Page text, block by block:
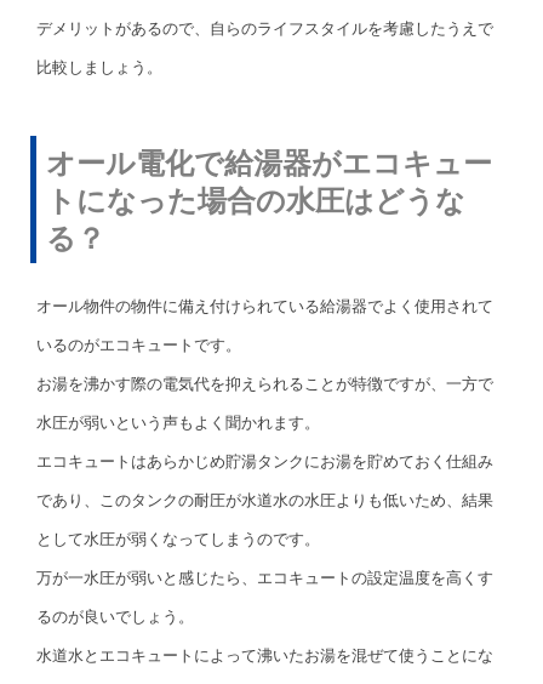
デメリットがあるので、自らのライフスタイルを考慮したうえで
比較しましょう。
オール電化で給湯器がエコキュー
トになった場合の水圧はどうな
る？
オール物件の物件に備え付けられている給湯器でよく使用されて
いるのがエコキュートです。
お湯を沸かす際の電気代を抑えられることが特徴ですが、一方で
水圧が弱いという声もよく聞かれます。
エコキュートはあらかじめ貯湯タンクにお湯を貯めておく仕組み
であり、このタンクの耐圧が水道水の水圧よりも低いため、結果
として水圧が弱くなってしまうのです。
万が一水圧が弱いと感じたら、エコキュートの設定温度を高くす
るのが良いでしょう。
水道水とエコキュートによって沸いたお湯を混ぜて使うことにな